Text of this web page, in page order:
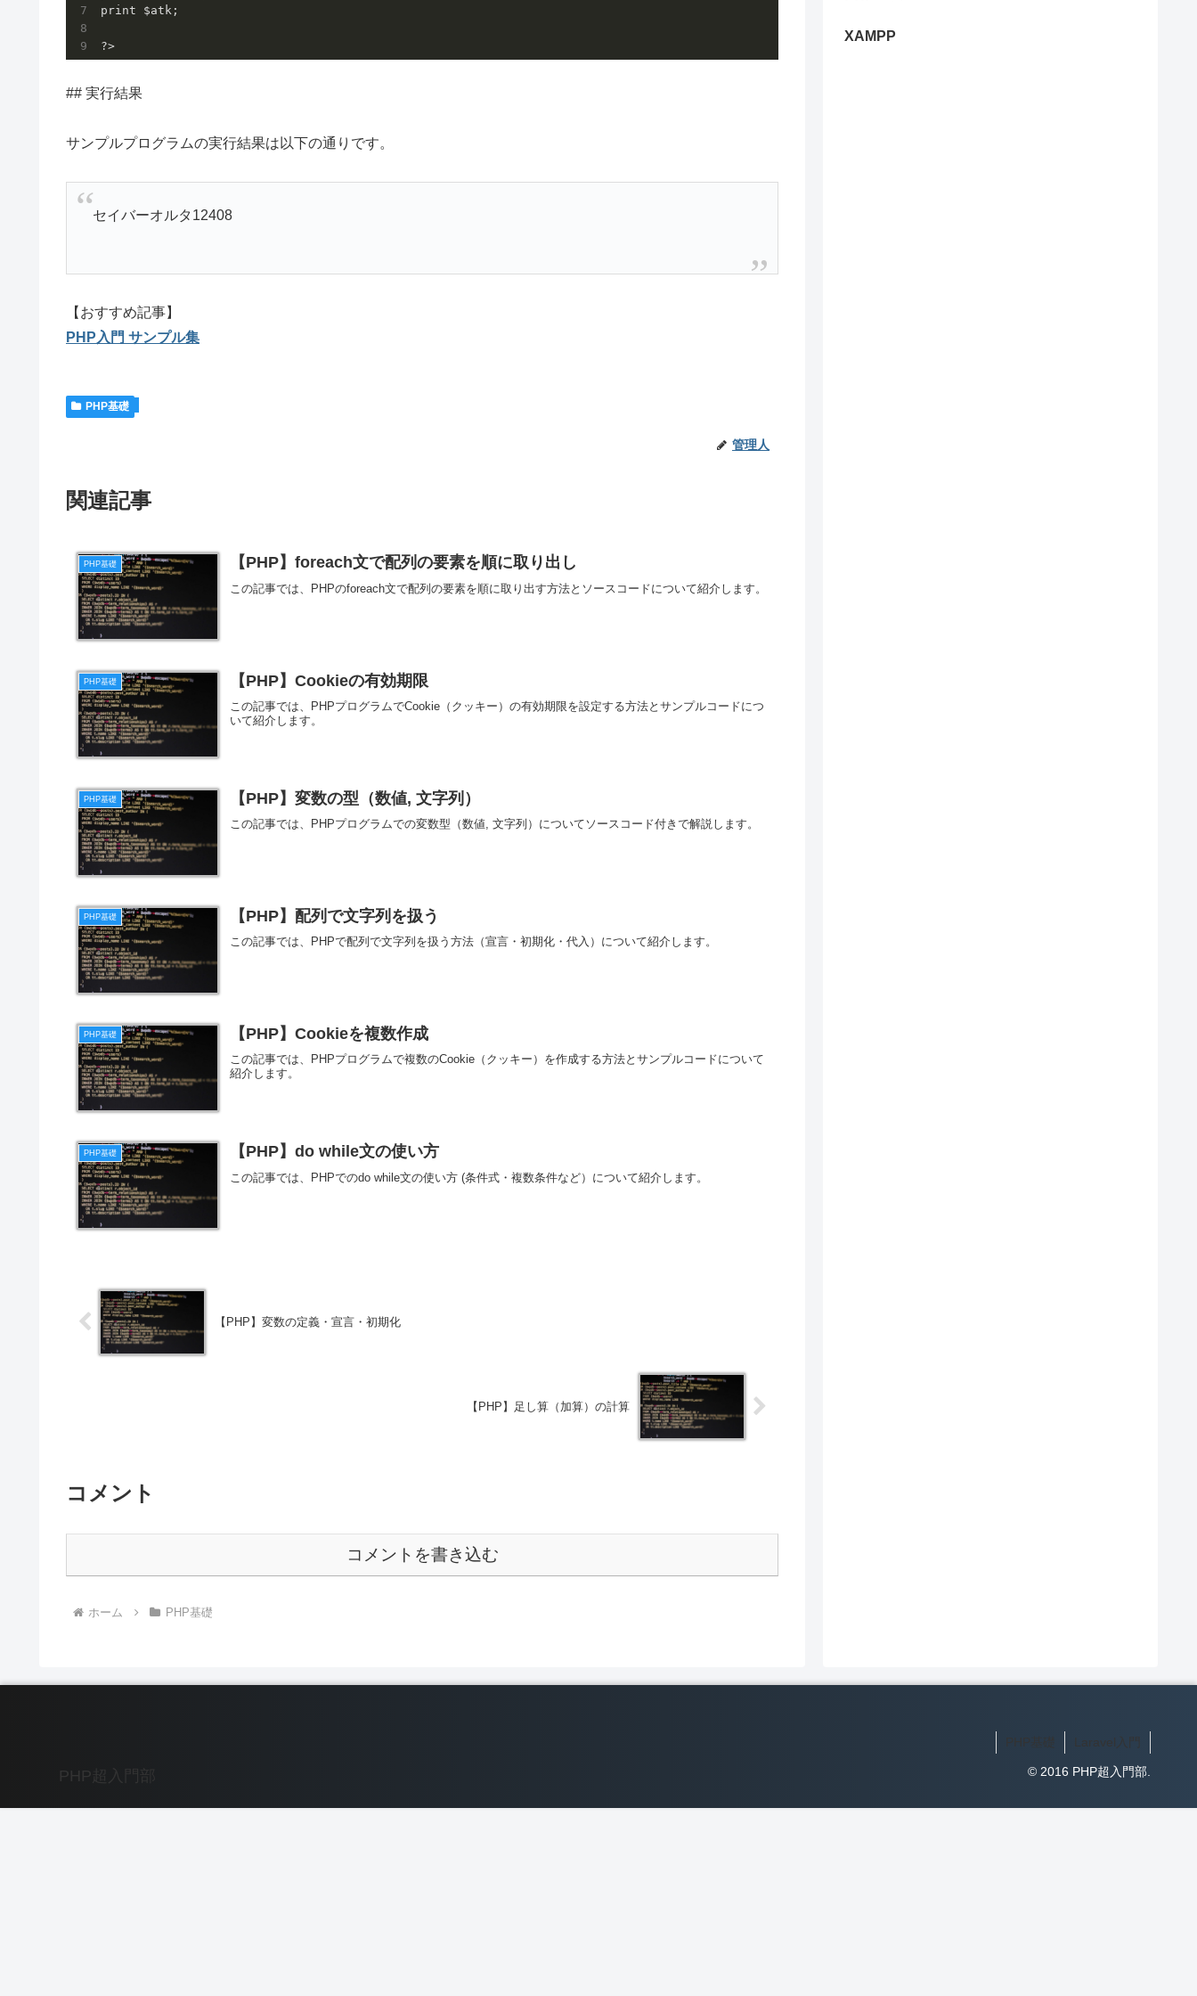
print $atk;
## 実行結果
サンプルプログラムの実行結果は以下の通りです。
セイバーオルタ12408
【おすすめ記事】
PHP入門 サンプル集
PHP基礎
管理人
関連記事
PHP基礎 【PHP】foreach文で配列の要素を順に取り出し
この記事では、PHPのforeach文で配列の要素を順に取り出す方法とソースコードについて紹介します。
PHP基礎 【PHP】Cookieの有効期限
この記事では、PHPプログラムでCookie（クッキー）の有効期限を設定する方法とサンプルコードにつ
いて紹介します。
PHP基礎 【PHP】変数の型（数値, 文字列）
この記事では、PHPプログラムでの変数型（数値, 文字列）についてソースコード付きで解説します。
PHP基礎 【PHP】配列で文字列を扱う
この記事では、PHPで配列で文字列を扱う方法（宣言・初期化・代入）について紹介します。
PHP基礎 【PHP】Cookieを複数作成
この記事では、PHPプログラムで複数のCookie（クッキー）を作成する方法とサンプルコードについて
紹介します。
PHP基礎 【PHP】do while文の使い方
この記事では、PHPでのdo while文の使い方 (条件式・複数条件など）について紹介します。
【PHP】変数の定義・宣言・初期化
【PHP】足し算（加算）の計算
コメント
コメントを書き込む
ホーム PHP基礎
XAMPP
PHP超入門部
Laravel入門
© 2016 PHP超入門部.